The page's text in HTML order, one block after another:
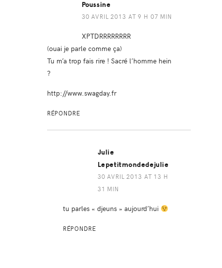
Poussine
30 AVRIL 2013 AT 9 H 07 MIN
XPTDRRRRRRRR
(ouai je parle comme ça)
Tu m’a trop fais rire ! Sacré l’homme hein
?
http://www.swagday.fr
RÉPONDRE
Julie
Lepetitmondedejulie
30 AVRIL 2013 AT 13 H
31 MIN
tu parles « djeuns » aujourd’hui
RÉPONDRE